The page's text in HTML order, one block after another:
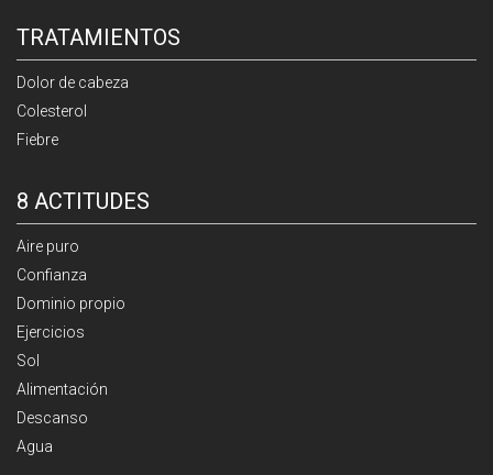
TRATAMIENTOS
Dolor de cabeza
Colesterol
Fiebre
8 ACTITUDES
Aire puro
Confianza
Dominio propio
Ejercicios
Sol
Alimentación
Descanso
Agua